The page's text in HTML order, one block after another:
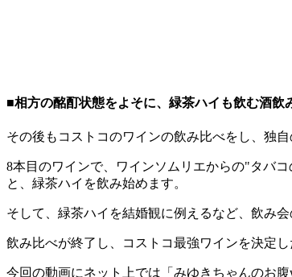
■相方の酩酊状態をよそに、緑茶ハイも飲む酒飲
その後もコストコのワインの飲み比べをし、独
8本目のワインで、ワインソムリエからの"タバ
と、緑茶ハイを飲み始めます。
そして、緑茶ハイを結婚観に例えるなど、飲み
飲み比べが終了し、コストコ最強ワインを決定
今回の動画にネット上では「みゆきちゃんのお